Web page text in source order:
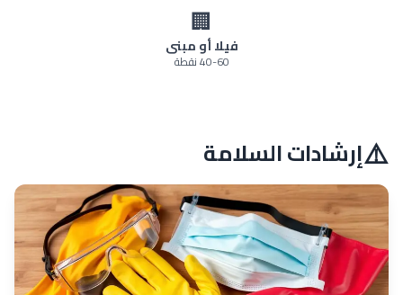
🏢
فيلا أو مبنى
40-60 نقطة
⚠️إرشادات السلامة